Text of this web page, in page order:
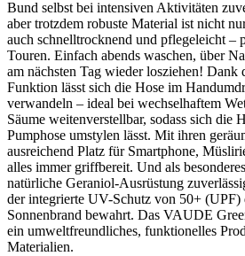
Bund selbst bei intensiven Aktivitäten
aber trotzdem robuste Material ist nicht
auch schnelltrocknend und pflegeleicht –
Touren. Einfach abends waschen, über
am nächsten Tag wieder losziehen!
Funktion lässt sich die Hose im
verwandeln – ideal bei wechselhaftem
Säume weitenverstellbar, sodass sich die
Pumphose umstylen lässt. Mit ihren
ausreichend Platz für Smartphone,
alles immer griffbereit. Und als
natürliche Geraniol-Ausrüstung
der integrierte UV-Schutz von 50+ (UPF)
Sonnenbrand bewahrt. Das VAUDE
ein umweltfreundliches, funktionelles
Materialien.